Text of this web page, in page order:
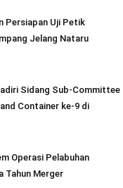
Persiapan Uji Petik
Jelang Nataru
Sidang Sub-Committee
Container ke-9 di
Operasi Pelabuhan
Tahun Merger